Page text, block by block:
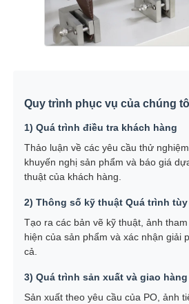
Quy trình phục vụ của chúng
1) Quá trình điều tra khách hàng
Thảo luận về các yêu cầu thử
khuyến nghị sản phẩm và báo giá
thuật của khách hàng.
2) Thông số kỹ thuật Quá trình
Tạo ra các bản vẽ kỹ thuật, ảnh
hiện của sản phẩm và xác nhận giải
cả.
3) Quá trình sản xuất và giao hàng
Sản xuất theo yêu cầu của PO, ảnh